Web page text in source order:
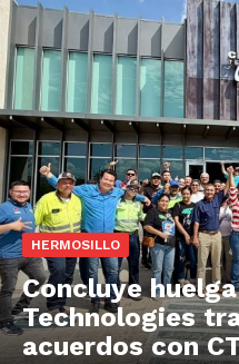
HERMOSILLO
Concluye
Technologies
acuerdos con